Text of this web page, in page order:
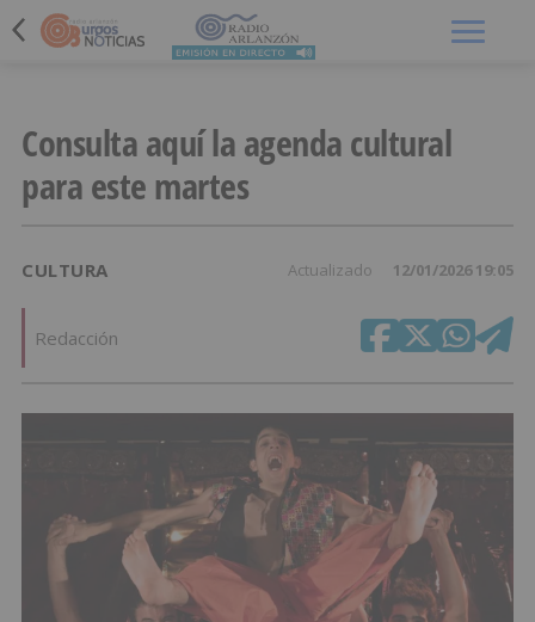
Consulta aquí la agenda cultural
para este martes
CULTURA Actualizado 12/01/2026 19:05
Redacción